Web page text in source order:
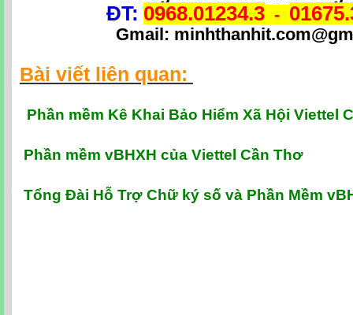
ĐT: 0968.01234.3 -
Gmail:
Bài viết liên quan:
Phần mềm Kê Khai Bảo Hiểm Xã Hội Viettel
Phần mềm vBHXH của Viettel Cần Thơ
Tổng Đài Hỗ Trợ Chữ ký số và Phần Mềm